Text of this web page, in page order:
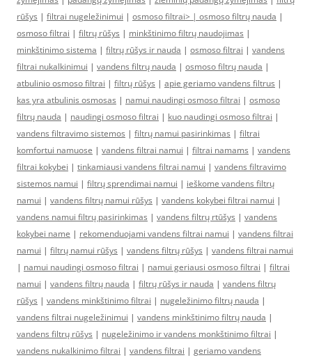
rūšys | filtrai nugeležinimui | osmoso filtrai> | osmoso filtrų nauda |
osmoso filtrai | filtrų rūšys | minkštinimo filtrų naudojimas |
minkštinimo sistema | filtrų rūšys ir nauda | osmoso filtrai | vandens
filtrai nukalkinimui | vandens filtrų nauda | osmoso filtrų nauda |
atbulinio osmoso filtrai | filtrų rūšys | apie geriamo vandens filtrus |
kas yra atbulinis osmosas | namui naudingi osmoso filtrai | osmoso
filtrų nauda | naudingi osmoso filtrai | kuo naudingi osmoso filtrai |
vandens filtravimo sistemos | filtrų namui pasirinkimas | filtrai
komfortui namuose | vandens filtrai namui | filtrai namams | vandens
filtrai kokybei | tinkamiausi vandens filtrai namui | vandens filtravimo
sistemos namui | filtrų sprendimai namui | ieškome vandens filtrų
namui | vandens filtrų namui rūšys | vandens kokybei filtrai namui |
vandens namui filtrų pasirinkimas | vandens filtrų rtūšys | vandens
kokybei name | rekomenduojami vandens filtrai namui | vandens filtrai
namui | filtrų namui rūšys | vandens filtrų rūšys | vandens filtrai namui
| namui naudingi osmoso filtrai | namui geriausi osmoso filtrai | filtrai
namui | vandens filtrų nauda | filtrų rūšys ir nauda | vandens filtrų
rūšys | vandens minkštinimo filtrai | nugeležinimo filtrų nauda |
vandens filtrai nugeležinimui | vandens minkštinimo filtrų nauda |
vandens filtrų rūšys | nugeležinimo ir vandens monkštinimo filtrai |
vandens nukalkinimo filtrai | vandens filtrai | geriamo vandens